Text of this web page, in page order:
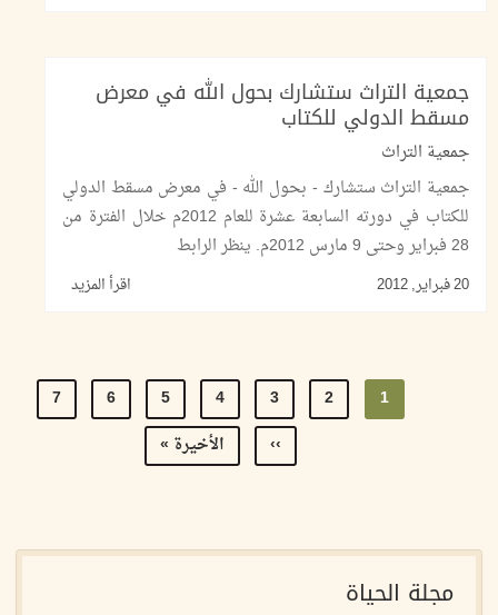
جمعية التراث ستشارك بحول الله في معرض
مسقط الدولي للكتاب
جمعية التراث
جمعية التراث ستشارك - بحول الله - في معرض مسقط الدولي
للكتاب في دورته السابعة عشرة للعام 2012م خلال الفترة من
28 فبراير وحتى 9 مارس 2012م. ينظر الرابط
20 فبراير, 2012 اقرأ المزيد
Pagination
Current
1 الصفحة
2 الصفحة
3 الصفحة
4 الصفحة
5 الصفحة
6 الصفحة
7
Next
››
Last
الأخيرة »
مجلة الحياة